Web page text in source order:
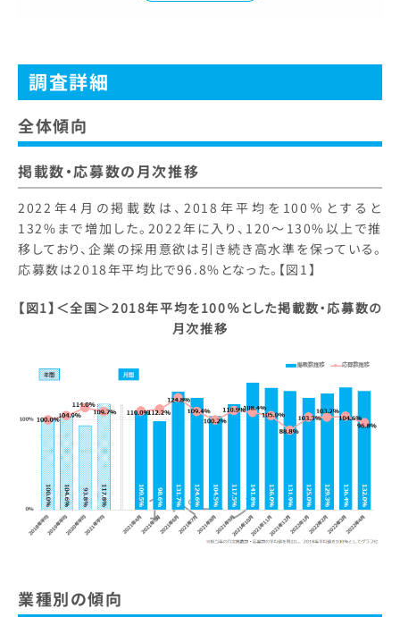
調査詳細
全体傾向
掲載数・応募数の月次推移
2022年4月の掲載数は、2018年平均を100％とすると
132%まで増加した。2022年に入り、120～130%以上で推
移しており、企業の採用意欲は引き続き高水準を保っている。
応募数は2018年平均比で96.8%となった。【図1】
【図1】＜全国＞2018年平均を100％とした掲載数・応募数の
月次推移
業種別の傾向